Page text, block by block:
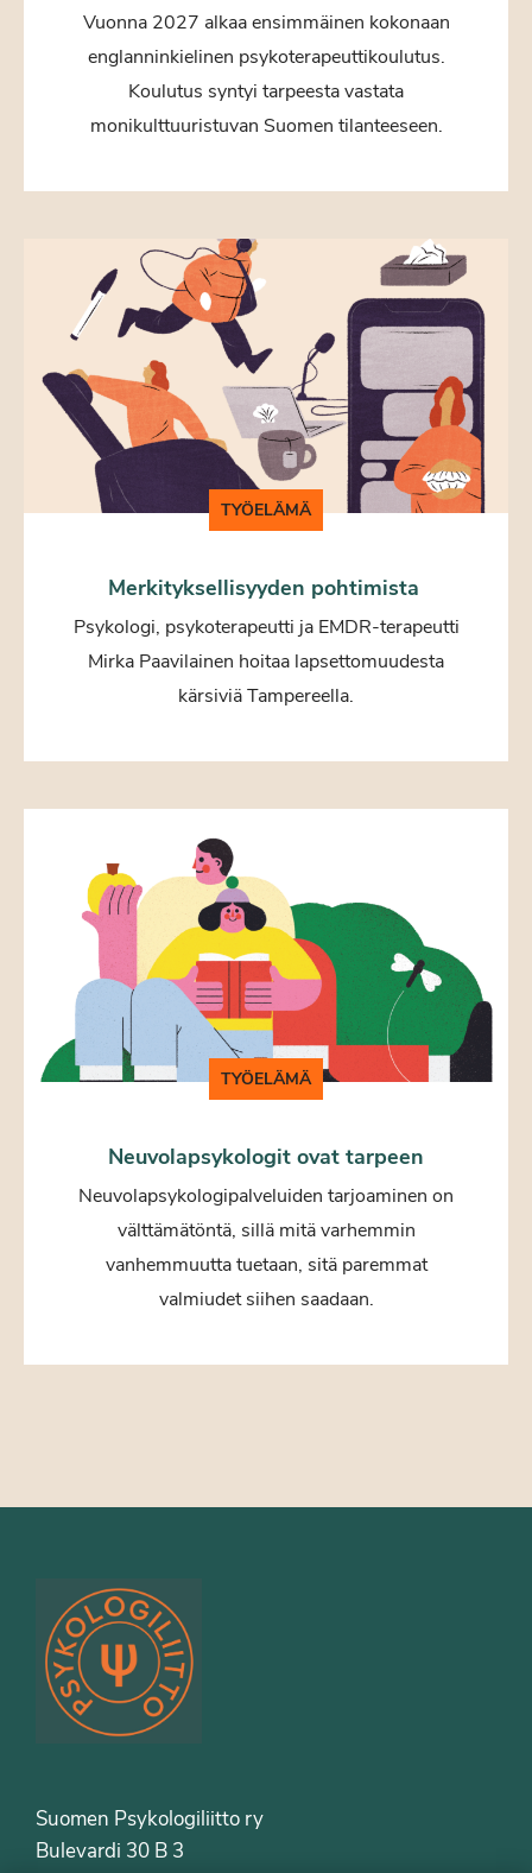
Vuonna 2027 alkaa ensimmäinen kokonaan
englanninkielinen psykoterapeuttikoulutus.
Koulutus syntyi tarpeesta vastata
monikulttuuristuvan Suomen tilanteeseen.
TYÖELÄMÄ
Merkityksellisyyden pohtimista
Psykologi, psykoterapeutti ja EMDR-terapeutti
Mirka Paavilainen hoitaa lapsettomuudesta
kärsiviä Tampereella.
TYÖELÄMÄ
Neuvolapsykologit ovat tarpeen
Neuvolapsykologipalveluiden tarjoaminen on
välttämätöntä, sillä mitä varhemmin
vanhemmuutta tuetaan, sitä paremmat
valmiudet siihen saadaan.
Suomen Psykologiliitto ry
Bulevardi 30 B 3